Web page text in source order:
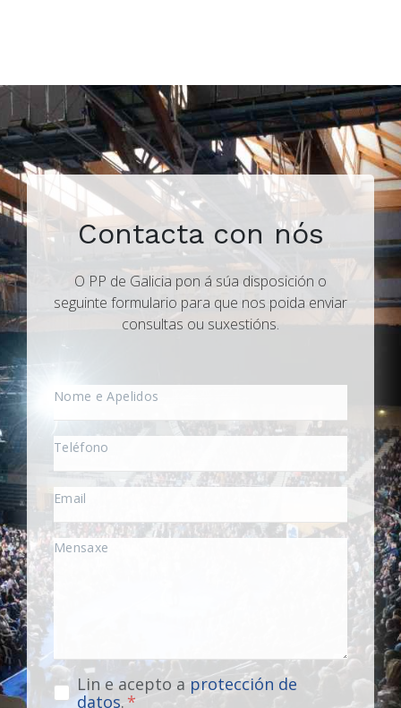
Contacta con nós
O PP de Galicia pon á súa disposición o
seguinte formulario para que nos poida enviar
consultas ou suxestións.
Lin e acepto a protección de
datos.